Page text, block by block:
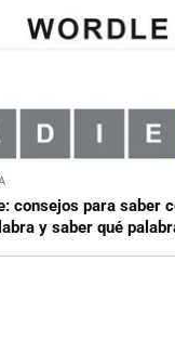
consejos para saber
y saber qué